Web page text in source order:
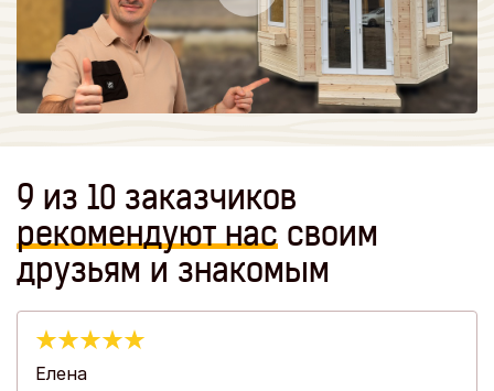
9 из 10 заказчиков
рекомендуют нас своим
друзьям и знакомым
Елена